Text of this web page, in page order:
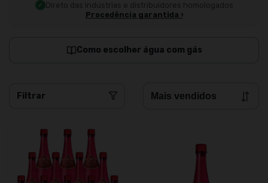
Direto das indústrias e distribuidores homologados
Procedência garantida ›
Como escolher água com gás
Filtrar